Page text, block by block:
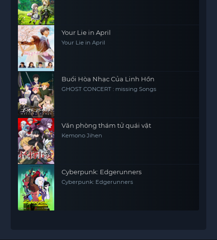
Your Lie in April
Your Lie in April
Buổi Hòa Nhạc Của Linh Hồn
GHOST CONCERT : missing Songs
Văn phòng thám tử quái vật
Kemono Jihen
Cyberpunk: Edgerunners
Cyberpunk: Edgerunners